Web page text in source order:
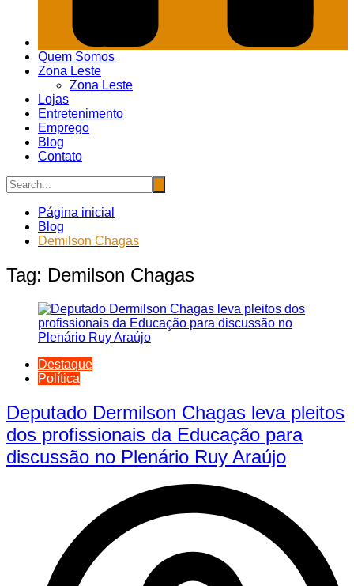
Quem Somos
Zona Leste
Zona Leste
Lojas
Entretenimento
Emprego
Blog
Contato
Página inicial
Blog
Demilson Chagas
Tag: Demilson Chagas
Destaque
Política
Deputado Dermilson Chagas leva pleitos
dos profissionais da Educação para
discussão no Plenário Ruy Araújo